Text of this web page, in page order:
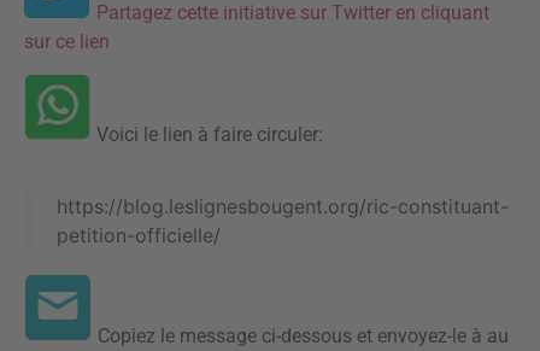
Partagez cette initiative sur Twitter en cliquant
sur ce lien
Voici le lien à faire circuler:
https://blog.leslignesbougent.org/ric-constituant-
petition-officielle/
Copiez le message ci-dessous et envoyez-le à au